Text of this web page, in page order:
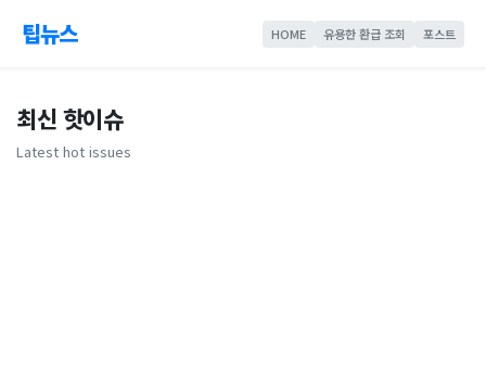
팁뉴스 HOME 유용한 환급 조회 포스트
최신 핫이슈
Latest hot issues